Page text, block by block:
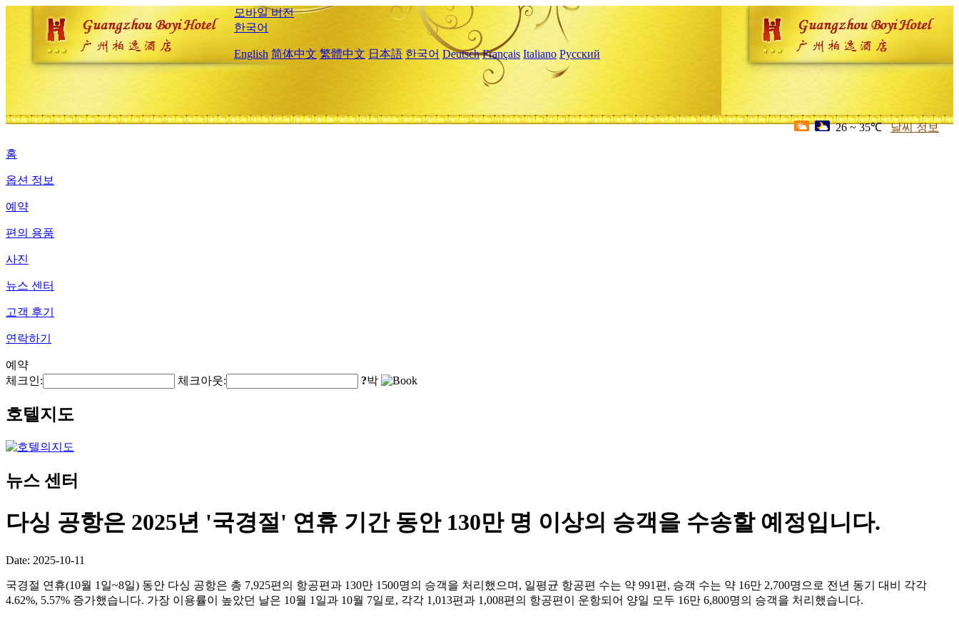
모바일 버전
한국어
English 简体中文 繁體中文 日本語 한국어 Deutsch Français Italiano Русский
26 ~ 35℃ 날씨 정보
홈
옵션 정보
예약
편의 용품
사진
뉴스 센터
고객 후기
연락하기
예약
체크인:
체크아웃: ?박
호텔지도
뉴스 센터
다싱 공항은 2025년 '국경절' 연휴 기간 동안 130만 명 이상의 승객을 수송할 예정입니다.
Date: 2025-10-11
국경절 연휴(10월 1일~8일) 동안 다싱 공항은 총 7,925편의 항공편과 130만 1500명의 승객을 처리했으며, 일평균 항공편 수는 약 991편, 승객 수는 약 16만 2,700명으로 전년 동기 대비 각각
4.62%, 5.57% 증가했습니다. 가장 이용률이 높았던 날은 10월 1일과 10월 7일로, 각각 1,013편과 1,008편의 항공편이 운항되어 양일 모두 16만 6,800명의 승객을 처리했습니다.